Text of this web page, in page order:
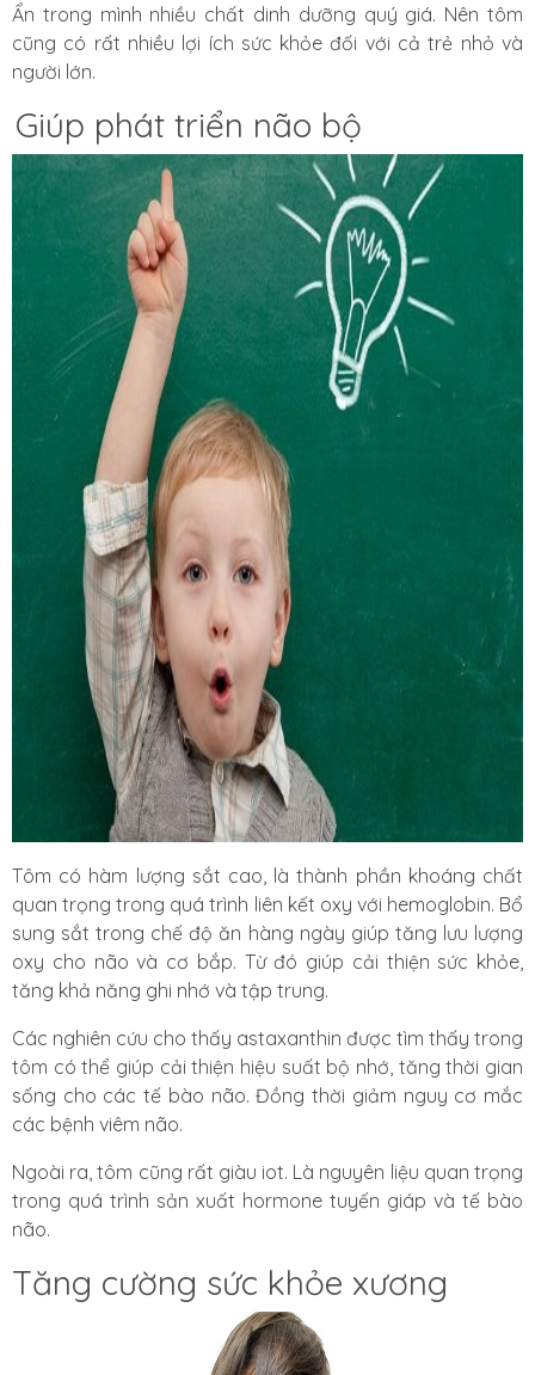
Ẩn trong mình nhiều chất dinh dưỡng quý giá. Nên tôm
cũng có rất nhiều lợi ích sức khỏe đối với cả trẻ nhỏ và
người lớn.
Giúp phát triển não bộ
Tôm có hàm lượng sắt cao, là thành phần khoáng chất
quan trọng trong quá trình liên kết oxy với hemoglobin. Bổ
sung sắt trong chế độ ăn hàng ngày giúp tăng lưu lượng
oxy cho não và cơ bắp. Từ đó giúp cải thiện sức khỏe,
tăng khả năng ghi nhớ và tập trung.
Các nghiên cứu cho thấy astaxanthin được tìm thấy trong
tôm có thể giúp cải thiện hiệu suất bộ nhớ, tăng thời gian
sống cho các tế bào não. Đồng thời giảm nguy cơ mắc
các bệnh viêm não.
Ngoài ra, tôm cũng rất giàu iot. Là nguyên liệu quan trọng
trong quá trình sản xuất hormone tuyến giáp và tế bào
não.
Tăng cường sức khỏe xương